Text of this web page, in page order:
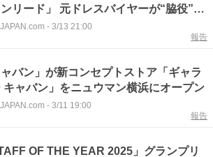
」 元ドレスバイヤーが“脇役”に
た商機 - 3/13 21:00
報告
ャバン」が新コンセプトストア「ギャラ
キャバン」をニュウマン横浜にオープン
- 3/11 19:00
報告
OF THE YEAR 2025」グランプリ